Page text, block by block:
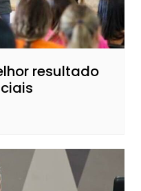
resultado